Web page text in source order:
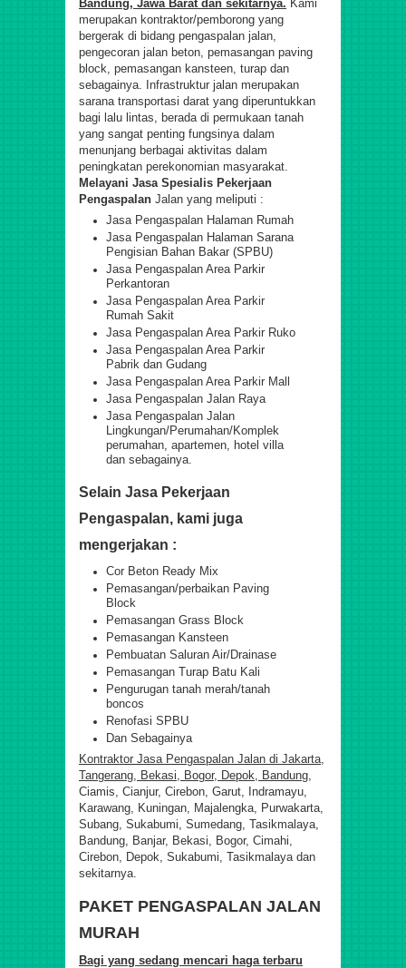
Bandung, Jawa Barat dan sekitarnya. Kami
merupakan kontraktor/pemborong yang
bergerak di bidang pengaspalan jalan,
pengecoran jalan beton, pemasangan paving
block, pemasangan kansteen, turap dan
sebagainya. Infrastruktur jalan merupakan
sarana transportasi darat yang diperuntukkan
bagi lalu lintas, berada di permukaan tanah
yang sangat penting fungsinya dalam
menunjang berbagai aktivitas dalam
peningkatan perekonomian masyarakat.
Melayani Jasa Spesialis Pekerjaan
Pengaspalan Jalan yang meliputi :
Jasa Pengaspalan Halaman Rumah
Jasa Pengaspalan Halaman Sarana
Pengisian Bahan Bakar (SPBU)
Jasa Pengaspalan Area Parkir
Perkantoran
Jasa Pengaspalan Area Parkir
Rumah Sakit
Jasa Pengaspalan Area Parkir Ruko
Jasa Pengaspalan Area Parkir
Pabrik dan Gudang
Jasa Pengaspalan Area Parkir Mall
Jasa Pengaspalan Jalan Raya
Jasa Pengaspalan Jalan
Lingkungan/Perumahan/Komplek
perumahan, apartemen, hotel villa
dan sebagainya.
Selain Jasa Pekerjaan
Pengaspalan, kami juga
mengerjakan :
Cor Beton Ready Mix
Pemasangan/perbaikan Paving
Block
Pemasangan Grass Block
Pemasangan Kansteen
Pembuatan Saluran Air/Drainase
Pemasangan Turap Batu Kali
Pengurugan tanah merah/tanah
boncos
Renofasi SPBU
Dan Sebagainya
Kontraktor Jasa Pengaspalan Jalan di Jakarta,
Tangerang, Bekasi, Bogor, Depok, Bandung,
Ciamis, Cianjur, Cirebon, Garut, Indramayu,
Karawang, Kuningan, Majalengka, Purwakarta,
Subang, Sukabumi, Sumedang, Tasikmalaya,
Bandung, Banjar, Bekasi, Bogor, Cimahi,
Cirebon, Depok, Sukabumi, Tasikmalaya dan
sekitarnya.
PAKET PENGASPALAN JALAN
MURAH
Bagi yang sedang mencari haga terbaru